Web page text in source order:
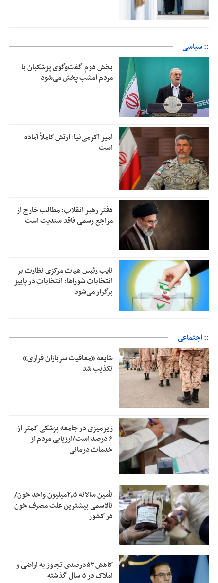
:: سیاسی
بخش دوم گفت‌وگوی پزشکیان با
مردم امشب پخش می‌شود
امیر اکرمی‌نیا: ارتش کاملاً آماده
است
دفتر رهبر انقلاب: مطالب خارج از
مراجع رسمی فاقد سندیت است
نایب رئیس هیات مرکزی نظارت بر
انتخابات شوراها: انتخابات در پاییز
برگزار می‌شود
:: اجتماعی
شایعه «معافیت سربازان فراری»
تکذیب شد
زیرمیزی در جامعه پزشکی کمتر از
۶ درصد است/ارزیابی مردم از
خدمات درمانی
تأمین سالانه ۲٫۵میلیون واحد خون/
تالاسمی بیشترین علت مصرف‌ خون
در کشور
کاهش ۵۲درصدی تجاوز به اراضی و
املاک در ۵ سال گذشته